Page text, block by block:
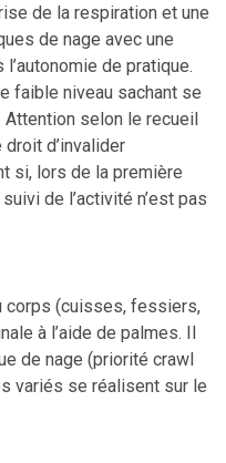
de la respiration et une
de nage avec une
de pratique.
faible niveau sachant se
selon le recueil
d’invalider
si, lors de la première
de l’activité n’est pas
corps (cuisses, fessiers,
à l’aide de palmes. Il
de nage (priorité crawl
variés se réalisent sur le